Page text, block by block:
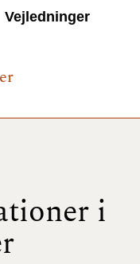
2023)
Vejledninger
i